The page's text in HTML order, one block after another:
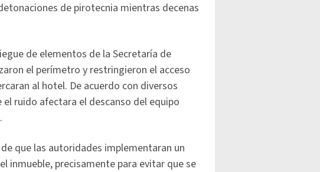
de pirotecnia mientras decenas
de elementos de la Secretaría de
el perímetro y restringieron el acceso
al hotel. De acuerdo con diversos
ruido afectara el descanso del equipo
que las autoridades implementaran un
inmueble, precisamente para evitar que se